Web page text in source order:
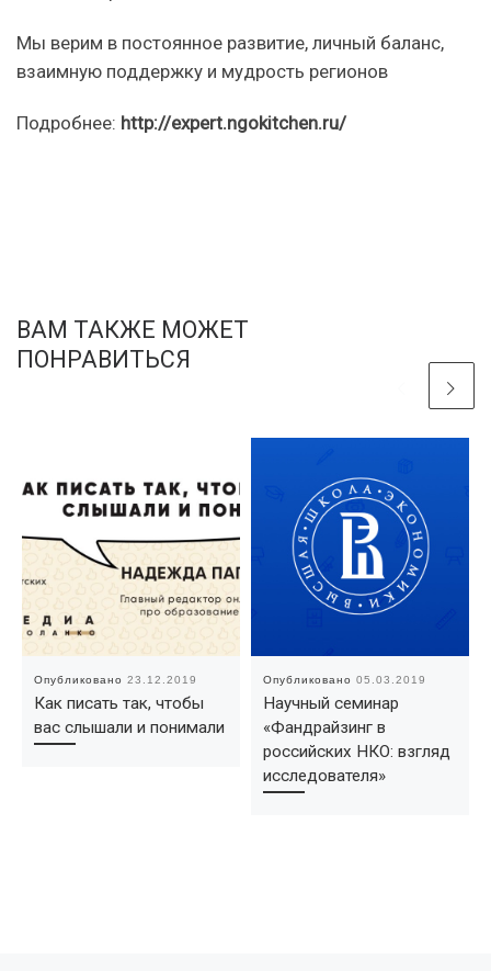
Мы верим в постоянное развитие, личный баланс,
взаимную поддержку и мудрость регионов
Подробнее: http://expert.ngokitchen.ru/
ВАМ ТАКЖЕ МОЖЕТ
ПОНРАВИТЬСЯ
Опубликовано 23.12.2019
Как писать так, чтобы
вас слышали и понимали
Опубликовано 05.03.2019
Научный семинар
«Фандрайзинг в
российских НКО: взгляд
исследователя»